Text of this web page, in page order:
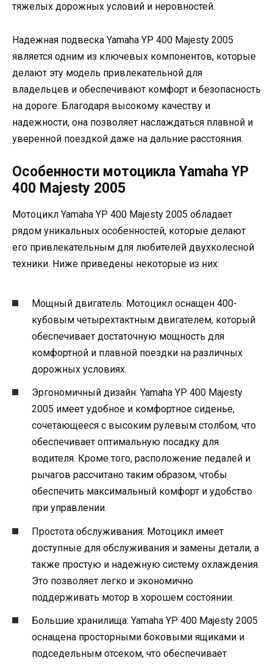
тяжелых дорожных условий и неровностей.
Надежная подвеска Yamaha YP 400 Majesty 2005
является одним из ключевых компонентов, которые
делают эту модель привлекательной для
владельцев и обеспечивают комфорт и безопасность
на дороге. Благодаря высокому качеству и
надежности, она позволяет наслаждаться плавной и
уверенной поездкой даже на дальние расстояния.
Особенности мотоцикла Yamaha YP
400 Majesty 2005
Мотоцикл Yamaha YP 400 Majesty 2005 обладает
рядом уникальных особенностей, которые делают
его привлекательным для любителей двухколесной
техники. Ниже приведены некоторые из них:
Мощный двигатель: Мотоцикл оснащен 400-
кубовым четырехтактным двигателем, который
обеспечивает достаточную мощность для
комфортной и плавной поездки на различных
дорожных условиях.
Эргономичный дизайн: Yamaha YP 400 Majesty
2005 имеет удобное и комфортное сиденье,
сочетающееся с высоким рулевым столбом, что
обеспечивает оптимальную посадку для
водителя. Кроме того, расположение педалей и
рычагов рассчитано таким образом, чтобы
обеспечить максимальный комфорт и удобство
при управлении.
Простота обслуживания: Мотоцикл имеет
доступные для обслуживания и замены детали, а
также простую и надежную систему охлаждения.
Это позволяет легко и экономично
поддерживать мотор в хорошем состоянии.
Большие хранилища: Yamaha YP 400 Majesty 2005
оснащена просторными боковыми ящиками и
подседельным отсеком, что обеспечивает